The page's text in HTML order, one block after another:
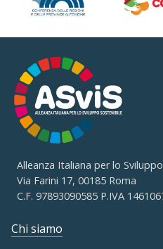
Alleanza Italiana per lo
Via Farini 17, 00185 Roma
C.F. 97893090585 P.IVA
Chi siamo